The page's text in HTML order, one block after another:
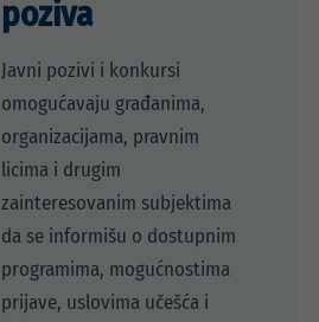
poziva
Javni pozivi i konkursi
omogućavaju građanima,
organizacijama, pravnim
licima i drugim
zainteresovanim subjektima
da se informišu o dostupnim
programima, mogućnostima
prijave, uslovima učešća i